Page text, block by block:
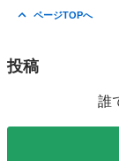
ページTOPへ
投稿
誰